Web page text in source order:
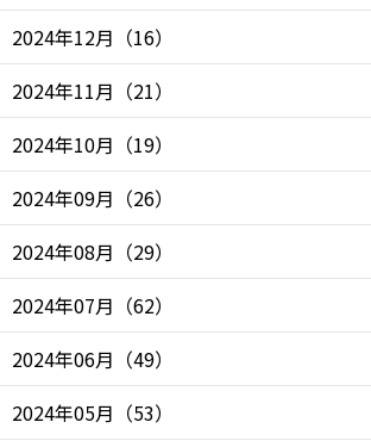
2024年12月 （16）
2024年11月 （21）
2024年10月 （19）
2024年09月 （26）
2024年08月 （29）
2024年07月 （62）
2024年06月 （49）
2024年05月 （53）